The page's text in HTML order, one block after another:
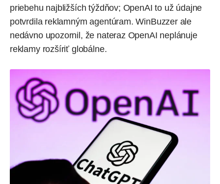
priebehu najbližších týždňov; OpenAI to už údajne
potvrdila reklamným agentúram. WinBuzzer ale
nedávno upozornil , že nateraz OpenAI neplánuje
reklamy rozšíriť globálne.